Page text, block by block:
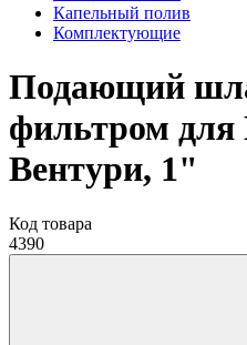
Капельный полив
Комплектующие
Подающий
фильтром
Вентури, 1"
Код товара
4390